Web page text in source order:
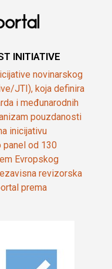
INITIATIVE
novinarskog
JTI), koja definira
i međunarodnih
pouzdanosti
inicijativu
panel od 130
Evropskog
revizorska
prema